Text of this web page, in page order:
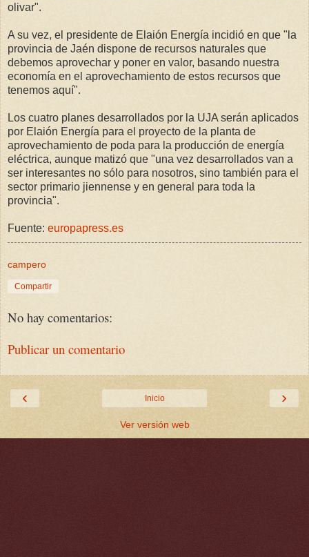
olivar".
A su vez, el presidente de Elaión Energía incidió en que "la
provincia de Jaén dispone de recursos naturales que
debemos aprovechar y poner en valor, basando nuestra
economía en el aprovechamiento de estos recursos que
tenemos aquí".
Los cuatro planes desarrollados por la UJA serán aplicados
por Elaión Energía para el proyecto de la planta de
aprovechamiento de poda para la producción de energía
eléctrica, aunque matizó que "una vez desarrollados van a
ser interesantes no sólo para nosotros, sino también para el
sector primario jiennense y en general para toda la
provincia".
Fuente: europapress.es
campero
Compartir
No hay comentarios:
Publicar un comentario
‹ ›
Inicio
Ver versión web